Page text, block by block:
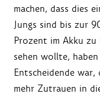
machen, dass dies
Jungs sind bis zur
Prozent im Akku zu
sehen wollte,
Entscheidende
mehr Zutrauen in